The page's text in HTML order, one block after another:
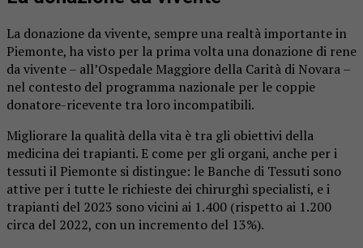
La donazione da vivente, sempre una realtà importante in
Piemonte, ha visto per la prima volta una donazione di rene
da vivente – all’Ospedale Maggiore della Carità di Novara –
nel contesto del programma nazionale per le coppie
donatore-ricevente tra loro incompatibili.
Migliorare la qualità della vita è tra gli obiettivi della
medicina dei trapianti. E come per gli organi, anche per i
tessuti il Piemonte si distingue: le Banche di Tessuti sono
attive per i tutte le richieste dei chirurghi specialisti, e i
trapianti del 2023 sono vicini ai 1.400 (rispetto ai 1.200
circa del 2022, con un incremento del 13%).